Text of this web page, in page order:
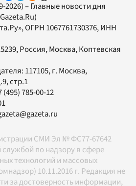
2026) – Главные новости дня
, ОГРН 1067761730376, ИНН
Россия, Москва, Коптевская
117105, г. Москва,
стр.1
(495) 785-00-12
СМИ Эл № ФС77-67642
по надзору в сфере
технологий и массовых
10.11.2016 г. Редакция не
за достоверность информации,